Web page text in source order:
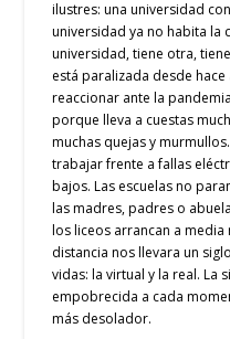
ilustres: una universidad
universidad ya no habita la
universidad, tiene otra,
está paralizada desde
reaccionar ante la
porque lleva a cuestas
muchas quejas y
trabajar frente a fallas
bajos. Las escuelas no
las madres, padres o
los liceos arrancan a
distancia nos llevara un
vidas: la virtual y la real. La
empobrecida a cada
más desolador.